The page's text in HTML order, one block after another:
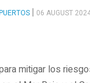
06 AUGUST
mitigar los